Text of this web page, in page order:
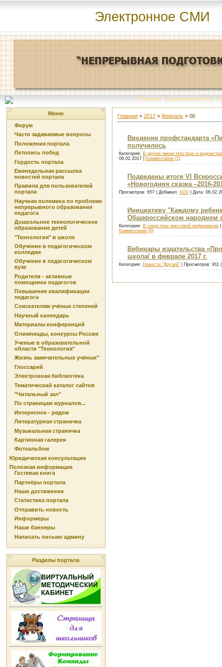
Электронное СМИ
Главная | Команда портала | О
Меню
Форум
Часто задаваемые вопросы
Положения портала
Летопись побед
Гордость портала
Еженедельная рассылка
новостей портала
Правила для пользователей
портала
Научная полемика по проблеме
непрерывного образования
педагога
Дошкольное технологическое
образование детей
"Технология" в школе
Обучение в педагогическом
колледже
Обучение в педагогическом
вузе
Родители - активные
помощники педагогов
Повышение квалификации
педагога
Соискателям учёных степеней
Научный календарь
Материалы конференций
Олимпиады, конкурсы России
Ученые в образовательной
области "Технология"
Жизнь замечательных учёных"
Глоссарий
Электронная библиотека
Тематический каталог сайтов
"Читальный зал"
По страницам журналов...
Интересное - рядом
Литературная страничка
Музыкальная страничка
Картинная галерея
Фотоальбом
Юридическая консультация
Полезная информация
Гостевая книга
Партнёры портала
Наши достижения
Статистика портала
Отправить новость
Информеры
Наши баннеры
Написать письмо админу
Разделы портала
Главная » 2017 » Февраль » 06
Введение профстандарта
получилось
Категория: В других министерствах и
06.02.2017
Комментарии (1)
Подведены итоги VI
«Новогодняя сказка –2016-
Просмотров: 657 | Добавил: AOV | Дата:
Инициативу "Каждому
Общероссийском народном
Категория: В средствах массовой информации
Комментарии (0)
Вебинары издательства
школа/ в феврале 2017 г.
Категория: Новости "Друзей" | Просмотров: 911